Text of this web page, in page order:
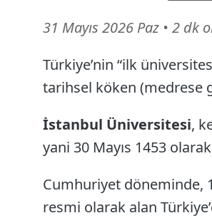
31 Mayıs 2026 Paz 31
26
• 2 dk
Türkiye’nin “ilk
tarihsel köken (medrese
İstanbul Üniversitesi,
yani 30 Mayıs 1453
Cumhuriyet döneminde,
resmi olarak alan